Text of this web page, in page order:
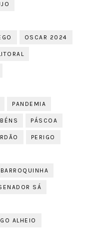
OSCAR 2024
PANDEMIA
PÁSCOA
PERIGO
SÁ
ALHEIO